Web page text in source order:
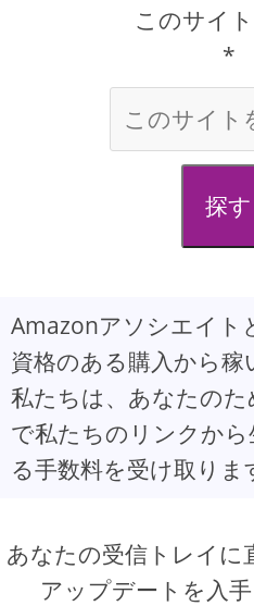
このサイ
*
探す
Amazonアソシエイト
資格のある購入から稼
私たちは、あなたのた
で私たちのリンクか
る手数料を受け取りま
あなたの受信トレイに
アップデートを入手